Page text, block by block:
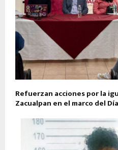
Refuerzan acciones por la
Zacualpan en el marco del